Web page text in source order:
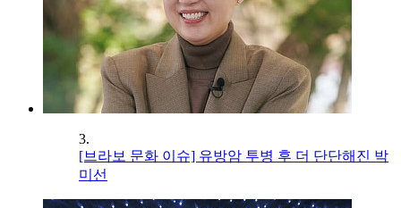
3.
[브라보 문화 이슈] 유방암 투병 후 더 단단해진 박
미선